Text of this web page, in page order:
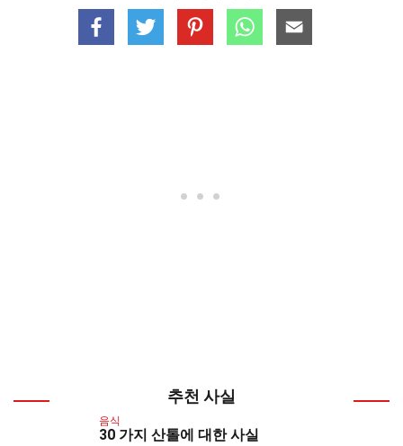
추천 사실
음식
30 가지 산톨에 대한 사실